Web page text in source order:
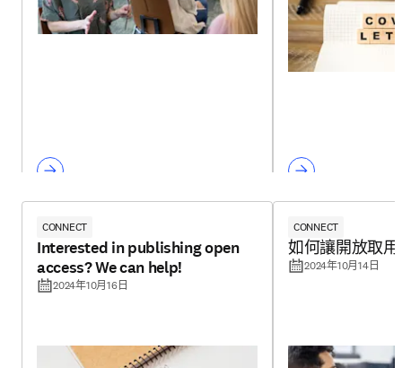
CONNECT
Interested in publishing open
access? We can help!
2024年10月16日
CONNECT
如何讓開放取
2024年10月14日